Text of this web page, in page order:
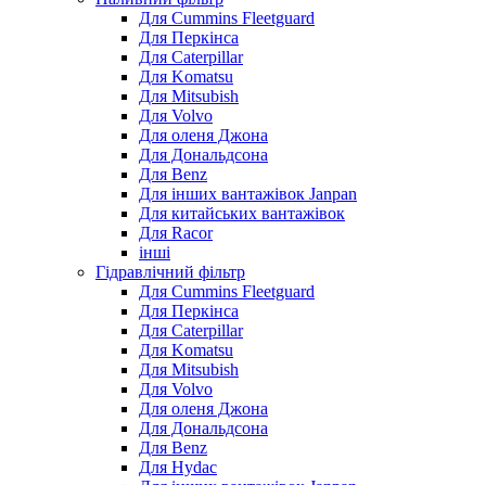
Для Cummins Fleetguard
Для Перкінса
Для Caterpillar
Для Komatsu
Для Mitsubish
Для Volvo
Для оленя Джона
Для Дональдсона
Для Benz
Для інших вантажівок Janpan
Для китайських вантажівок
Для Racor
інші
Гідравлічний фільтр
Для Cummins Fleetguard
Для Перкінса
Для Caterpillar
Для Komatsu
Для Mitsubish
Для Volvo
Для оленя Джона
Для Дональдсона
Для Benz
Для Hydac